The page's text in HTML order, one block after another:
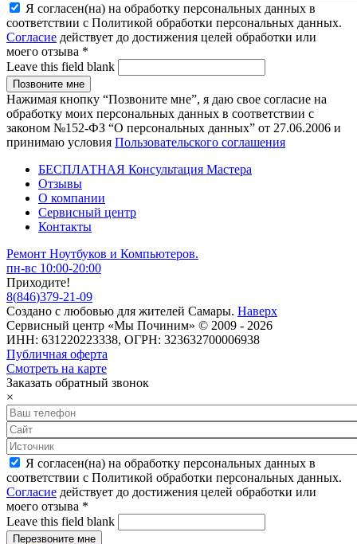
Я согласен(на) на обработку персональных данных в
соответствии с Политикой обработки персональных данных.
Согласие действует до достижения целей обработки или
моего отзыва *
Leave this field blank
Нажимая кнопку “Позвоните мне”, я даю свое согласие на
обработку моих персональных данных в соответствии с
законом №152-ФЗ “О персональных данных” от 27.06.2006 и
принимаю условия Пользовательского соглашения
БЕСПЛАТНАЯ Консультация Мастера
Отзывы
О компании
Сервисный центр
Контакты
Ремонт Ноутбуков и Компьютеров.
пн-вс 10:00-20:00
Приходите!
8(846)379-21-09
Создано с любовью для жителей Самары. Наверх
Сервисный центр «Мы Починим» © 2009 - 2026
ИНН: 631220223338, ОГРН: 323632700006938
Публичная оферта
Смотреть на карте
Заказать обратный звонок
×
Я согласен(на) на обработку персональных данных в
соответствии с Политикой обработки персональных данных.
Согласие действует до достижения целей обработки или
моего отзыва *
Leave this field blank